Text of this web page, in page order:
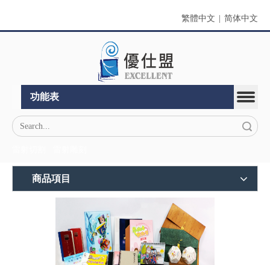
繁體中文 简体中文
功能表
商品項目